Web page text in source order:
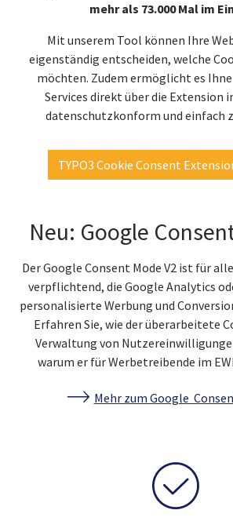
mehr als 73.000 Mal im
Mit unserem Tool können Ihre
eigenständig entscheiden, welche
möchten. Zudem ermöglicht es
Services direkt über die Extension
datenschutzkonform und einfach
TYPO3 Cookie Consent
Neu: Google
Der Google Consent Mode V2 ist für
verpflichtend, die Google Analytics
personalisierte Werbung und
Erfahren Sie, wie der überarbeitete
Verwaltung von
warum er für Werbetreibende im
Mehr zum Google